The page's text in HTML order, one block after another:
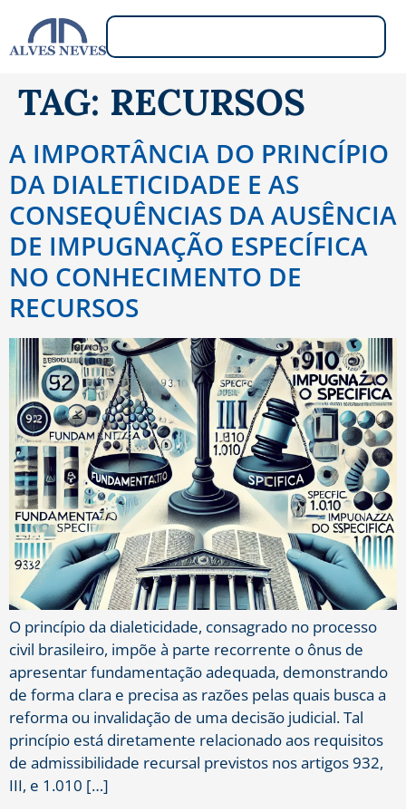
TAG: RECURSOS
A IMPORTÂNCIA DO PRINCÍPIO
DA DIALETICIDADE E AS
CONSEQUÊNCIAS DA AUSÊNCIA
DE IMPUGNAÇÃO ESPECÍFICA
NO CONHECIMENTO DE
RECURSOS
O princípio da dialeticidade, consagrado no processo
civil brasileiro, impõe à parte recorrente o ônus de
apresentar fundamentação adequada, demonstrando
de forma clara e precisa as razões pelas quais busca a
reforma ou invalidação de uma decisão judicial. Tal
princípio está diretamente relacionado aos requisitos
de admissibilidade recursal previstos nos artigos 932,
III, e 1.010 […]